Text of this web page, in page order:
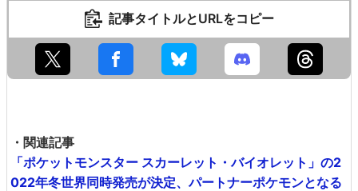
記事タイトルとURLをコピー
・関連記事
「ポケットモンスター スカーレット・バイオレット」の2
022年冬世界同時発売が決定、パートナーポケモンとなる